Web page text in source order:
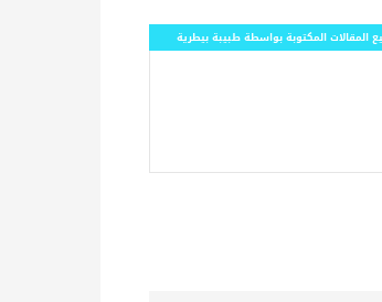
المقالات المكتوبة بواسطة طبيبة بيطرية